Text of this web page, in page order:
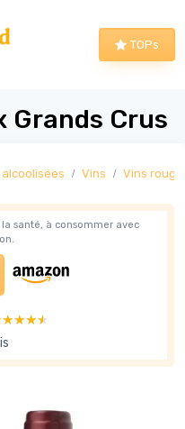
TOPs
Grands Crus
Vins Vins
la santé, à consommer avec